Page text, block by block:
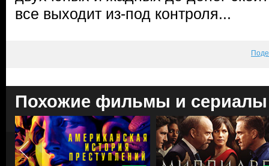
все выходит из-под контроля...
Похожие фильмы и сериалы